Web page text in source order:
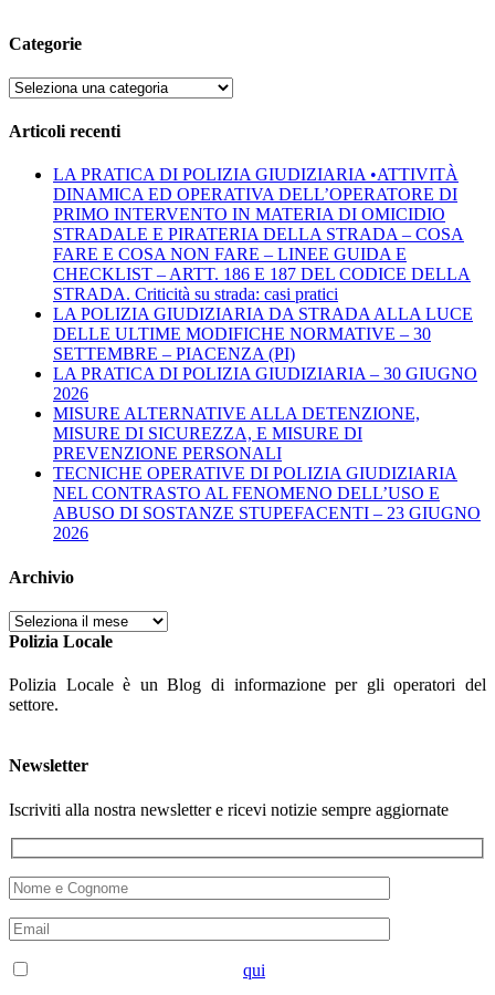
Categorie
Categorie
Articoli recenti
LA PRATICA DI POLIZIA GIUDIZIARIA •ATTIVITÀ
DINAMICA ED OPERATIVA DELL’OPERATORE DI
PRIMO INTERVENTO IN MATERIA DI OMICIDIO
STRADALE E PIRATERIA DELLA STRADA – COSA
FARE E COSA NON FARE – LINEE GUIDA E
CHECKLIST – ARTT. 186 E 187 DEL CODICE DELLA
STRADA. Criticità su strada: casi pratici
LA POLIZIA GIUDIZIARIA DA STRADA ALLA LUCE
DELLE ULTIME MODIFICHE NORMATIVE – 30
SETTEMBRE – PIACENZA (PI)
LA PRATICA DI POLIZIA GIUDIZIARIA – 30 GIUGNO
2026
MISURE ALTERNATIVE ALLA DETENZIONE,
MISURE DI SICUREZZA, E MISURE DI
PREVENZIONE PERSONALI
TECNICHE OPERATIVE DI POLIZIA GIUDIZIARIA
NEL CONTRASTO AL FENOMENO DELL’USO E
ABUSO DI SOSTANZE STUPEFACENTI – 23 GIUGNO
2026
Archivio
Archivio
Polizia Locale
Polizia Locale è un Blog di informazione per gli operatori del
settore.
Newsletter
Iscriviti alla nostra newsletter e ricevi notizie sempre aggiornate
qui